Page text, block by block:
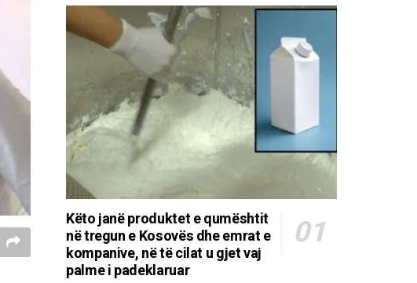
Këto janë produktet e qumështit
në tregun e Kosovës dhe emrat e
kompanive, në të cilat u gjet vaj
palme i padeklaruar